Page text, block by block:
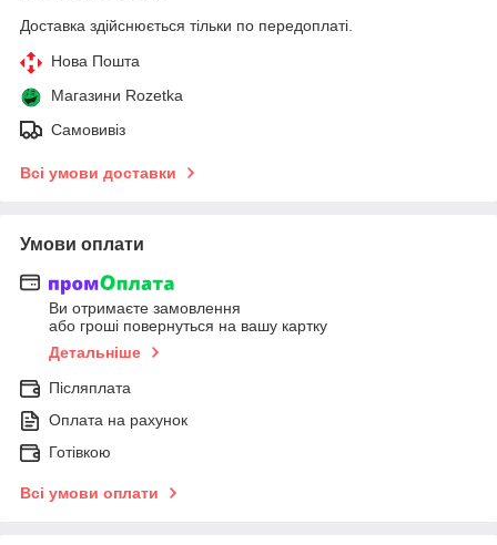
Доставка здійснюється тільки по передоплаті.
Нова Пошта
Магазини Rozetka
Самовивіз
Всі умови доставки
Умови оплати
Ви отримаєте замовлення
або гроші повернуться на вашу картку
Детальніше
Післяплата
Оплата на рахунок
Готівкою
Всі умови оплати